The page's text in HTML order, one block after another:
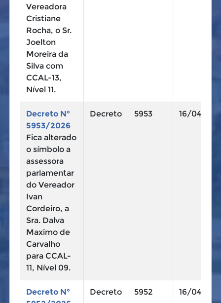
Vereadora
Cristiane
Rocha, o Sr.
Joelton
Moreira da
Silva com
CCAL-13,
Nível 11.
Decreto N°
5953/2026
Fica alterado
o símbolo a
assessora
parlamentar
do Vereador
Ivan
Cordeiro, a
Sra. Dalva
Maximo de
Carvalho
para CCAL-
11, Nível 09.
Decreto 5953 16/04/
Decreto N°
Decreto 5952 16/04/